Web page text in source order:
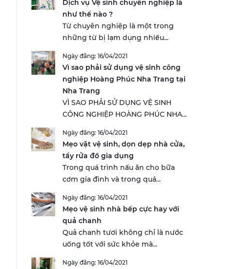
Dịch vụ Vệ sinh chuyên nghiệp là
như thế nào ?
Từ chuyên nghiệp là một trong
những từ bị lạm dụng nhiều...
Ngày đăng: 16/04/2021
Vì sao phải sử dụng vệ sinh công
nghiệp Hoàng Phúc Nha Trang tại
Nha Trang
VÌ SAO PHẢI SỬ DỤNG VỆ SINH
CÔNG NGHIỆP HOÀNG PHÚC NHA
Ngày đăng: 16/04/2021
Mẹo vặt vệ sinh, dọn dẹp nhà cửa,
tẩy rửa đồ gia dụng
Trong quá trình nấu ăn cho bữa
cơm gia đình và trong quá...
Ngày đăng: 16/04/2021
Mẹo vệ sinh nhà bếp cực hay với
quả chanh
Quả chanh tươi không chỉ là nước
uống tốt với sức khỏe mà...
Ngày đăng: 16/04/2021